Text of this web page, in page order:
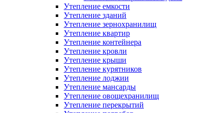
Утепление емкости
Утепление зданий
Утепление зернохранилищ
Утепление квартир
Утепление контейнера
Утепление кровли
Утепление крыши
Утепление курятников
Утепление лоджии
Утепление мансарды
Утепление овощехранилищ
Утепление перекрытий